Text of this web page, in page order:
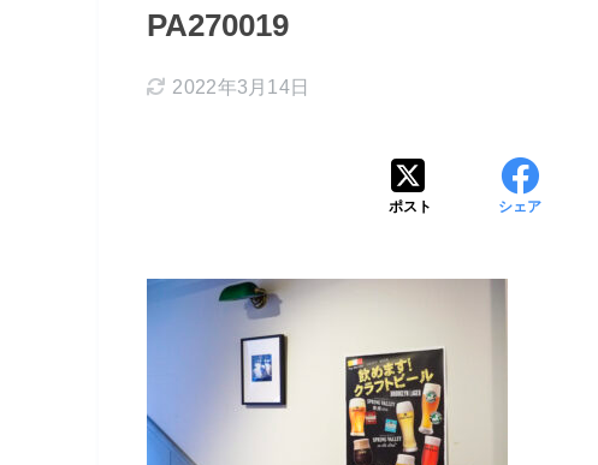
PA270019
2022年3月14日
ポスト シェア